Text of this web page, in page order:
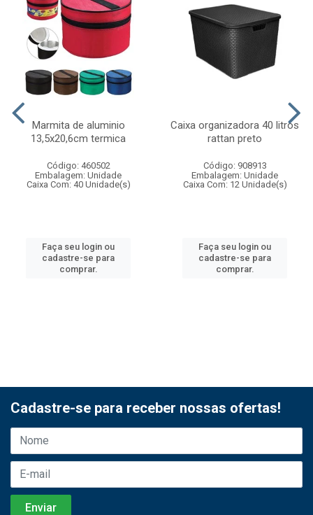
Marmita de aluminio
13,5x20,6cm termica
Código: 460502
Embalagem: Unidade
Caixa Com: 40 Unidade(s)
Faça seu login ou
cadastre-se para
comprar.
Caixa organizadora 40 litros
rattan preto
Código: 908913
Embalagem: Unidade
Caixa Com: 12 Unidade(s)
Faça seu login ou
cadastre-se para
comprar.
Cadastre-se para receber nossas ofertas!